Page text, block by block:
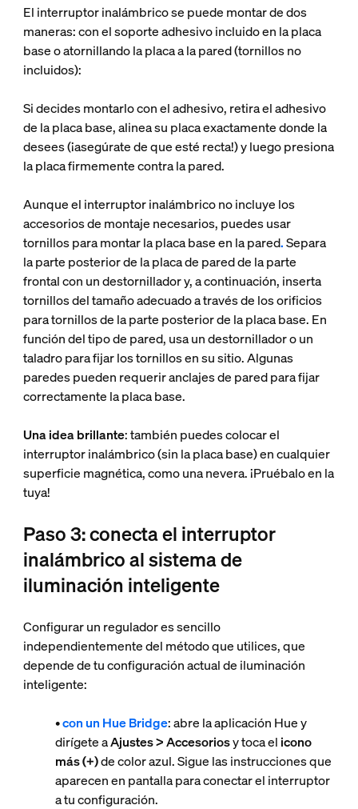
El interruptor inalámbrico se puede montar de dos
maneras: con el soporte adhesivo incluido en la placa
base o atornillando la placa a la pared (tornillos no
incluidos):
Si decides montarlo con el adhesivo, retira el adhesivo
de la placa base, alinea su placa exactamente donde la
desees (¡asegúrate de que esté recta!) y luego presiona
la placa firmemente contra la pared.
Aunque el interruptor inalámbrico no incluye los
accesorios de montaje necesarios, puedes usar
tornillos para montar la placa base en la pared.Separa
la parte posterior de la placa de pared de la parte
frontal con un destornillador y, a continuación, inserta
tornillos del tamaño adecuado a través de los orificios
para tornillos de la parte posterior de la placa base. En
función del tipo de pared, usa un destornillador o un
taladro para fijar los tornillos en su sitio. Algunas
paredes pueden requerir anclajes de pared para fijar
correctamente la placa base.
Una idea brillante: también puedes colocar el
interruptor inalámbrico (sin la placa base) en cualquier
superficie magnética, como una nevera. ¡Pruébalo en la
tuya!
Paso 3: conecta el interruptor
inalámbrico al sistema de
iluminación inteligente
Configurar un regulador es sencillo
independientemente del método que utilices, que
depende de tu configuración actual de iluminación
inteligente:
•con un Hue Bridge: abre la aplicación Hue y
dirígete aAjustes > Accesoriosy toca el icono
más (+)de color azul. Sigue las instrucciones que
aparecen en pantalla para conectar el interruptor
a tu configuración.